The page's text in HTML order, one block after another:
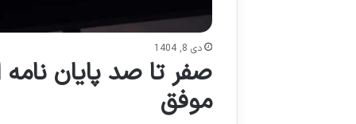
دی 8, 1404
صفر تا صد پایان
موفق